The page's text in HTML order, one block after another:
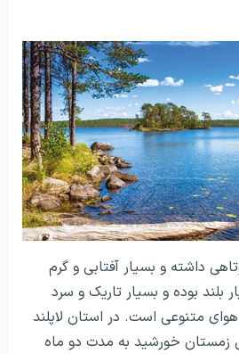
داشته و بسیار آفتابی و گرم
بوده و بسیار تاریک و سرد
متنوعی است. در استان لاپلند
زمستان خورشید به مدت دو ماه